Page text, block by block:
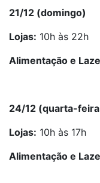
21/12 (domingo)
Lojas: 10h às 22h
Alimentação e
24/12 (quarta-
Lojas: 10h às 17h
Alimentação e